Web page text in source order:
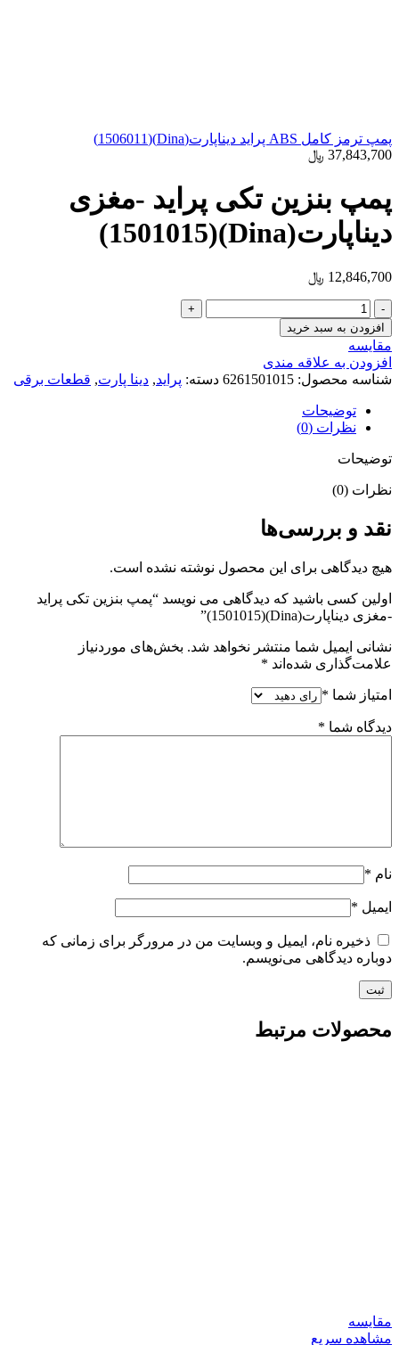
پمپ ترمز کامل ABS پراید دیناپارت(Dina)(1506011)
37,843,700 ﷼
پمپ بنزین تکی پراید -مغزی
دیناپارت(Dina)(1501015)
12,846,700 ﷼
افزودن به سبد خرید
مقایسه
افزودن به علاقه مندی
شناسه محصول: 6261501015 دسته: پراید, دینا پارت, قطعات برقی
توضیحات
نظرات (0)
توضیحات
نظرات (0)
نقد و بررسی‌ها
هیچ دیدگاهی برای این محصول نوشته نشده است.
اولین کسی باشید که دیدگاهی می نویسد “پمپ بنزین تکی پراید
-مغزی دیناپارت(Dina)(1501015)”
نشانی ایمیل شما منتشر نخواهد شد. بخش‌های موردنیاز
علامت‌گذاری شده‌اند *
امتیاز شما *
دیدگاه شما *
نام *
ایمیل *
ذخیره نام، ایمیل و وبسایت من در مرورگر برای زمانی که
دوباره دیدگاهی می‌نویسم.
محصولات مرتبط
مقایسه
مشاهده سریع